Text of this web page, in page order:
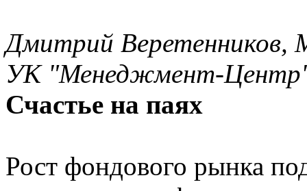
Дмитрий Веретенников,
УК "Менеджмент-
Счастье на паях
Рост фондового рынка